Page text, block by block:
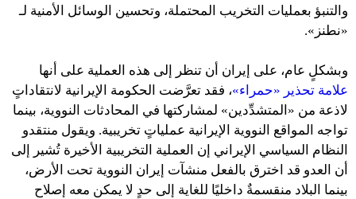
والتنبؤ بعمليات التخريب المحتملة، وتحسين الوسائل الأمنية لـ
«نطنز».
وبشكلٍ عام، على إيران أن تنظر إلى هذه العملية على أنها
علامة تحذير «حمراء»، فقد تعرَّضت الحكومة الإيرانية لانتقاداتٍ
لاذعة من «المتشدِّدين» لمشاركتها في المحادثات النووية، بينما
تواجه المواقع النووية الإيرانية عملياتٍ تخريبية. ويقول منتقدو
النظام السياسي الإيراني إن العملية التخريبية الأخيرة تُشير إلى
أن العدو قد اخترق بالفعل منشآت إيران النووية تحت الأرض،
بينما البلاد منقسمةٌ داخليًا للغاية إلى حدٍ لا يمكن معه إصلاح